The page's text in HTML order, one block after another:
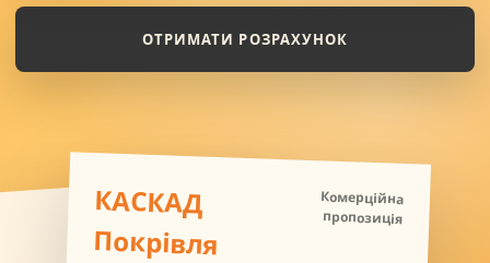
ОТРИМАТИ РОЗРАХУНОК
КАСКАД
Покрівля
Комерційна
пропозиція